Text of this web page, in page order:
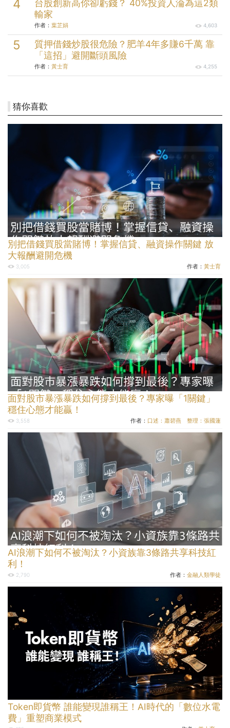
台股創新高你卻虧錢？ 40%投資人淪為這2類
輸家
作者： 葉芷娟 4,603
質押借錢炒股很危險？肥羊4年多賺6千萬 靠
「這招」避開斷頭風險
作者： 黃士育 4,255
猜你喜歡
別把借錢買股當賭博！掌握信貸、融資操作關鍵 放
大報酬避開危機
3,005 作者： 黃士育
面對股市暴漲暴跌如何撐到最後？專家曝「1關鍵」
穩住心態才能贏！
3,558 作者： 口述：蕭碧燕 整理：張國蓮
AI浪潮下如何不被淘汰？小資族靠3條路共享科技紅
利！
2,790 作者： 金融人類學徒
Token即貨幣 誰能變現誰稱王！AI時代的「數位水電
費」重塑商業模式